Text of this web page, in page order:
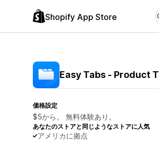
Shopify App Store
Easy Tabs ‑ Product
価格設定
$5から。 無料体験あり。
あなたのストアと同じようなストアに人気
アメリカに拠点